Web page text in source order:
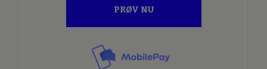
PRØV NU